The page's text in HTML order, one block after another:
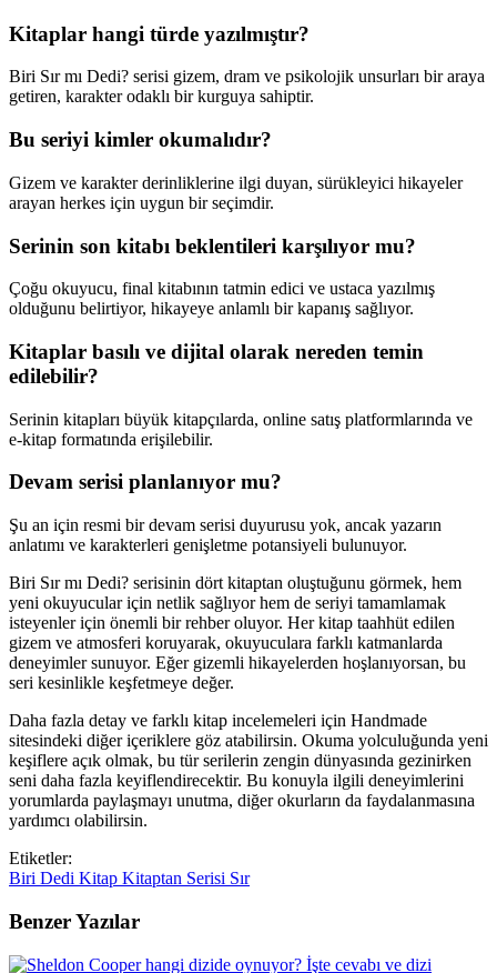
Kitaplar hangi türde yazılmıştır?
Biri Sır mı Dedi? serisi gizem, dram ve psikolojik unsurları bir araya
getiren, karakter odaklı bir kurguya sahiptir.
Bu seriyi kimler okumalıdır?
Gizem ve karakter derinliklerine ilgi duyan, sürükleyici hikayeler
arayan herkes için uygun bir seçimdir.
Serinin son kitabı beklentileri karşılıyor mu?
Çoğu okuyucu, final kitabının tatmin edici ve ustaca yazılmış
olduğunu belirtiyor, hikayeye anlamlı bir kapanış sağlıyor.
Kitaplar basılı ve dijital olarak nereden temin
edilebilir?
Serinin kitapları büyük kitapçılarda, online satış platformlarında ve
e-kitap formatında erişilebilir.
Devam serisi planlanıyor mu?
Şu an için resmi bir devam serisi duyurusu yok, ancak yazarın
anlatımı ve karakterleri genişletme potansiyeli bulunuyor.
Biri Sır mı Dedi? serisinin dört kitaptan oluştuğunu görmek, hem
yeni okuyucular için netlik sağlıyor hem de seriyi tamamlamak
isteyenler için önemli bir rehber oluyor. Her kitap taahhüt edilen
gizem ve atmosferi koruyarak, okuyuculara farklı katmanlarda
deneyimler sunuyor. Eğer gizemli hikayelerden hoşlanıyorsan, bu
seri kesinlikle keşfetmeye değer.
Daha fazla detay ve farklı kitap incelemeleri için Handmade
sitesindeki diğer içeriklere göz atabilirsin. Okuma yolculuğunda yeni
keşiflere açık olmak, bu tür serilerin zengin dünyasında gezinirken
seni daha fazla keyiflendirecektir. Bu konuyla ilgili deneyimlerini
yorumlarda paylaşmayı unutma, diğer okurların da faydalanmasına
yardımcı olabilirsin.
Etiketler:
Biri Dedi Kitap Kitaptan Serisi Sır
Benzer Yazılar